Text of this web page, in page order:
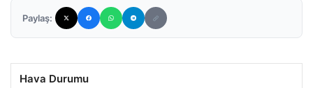
Paylaş:
Hava Durumu